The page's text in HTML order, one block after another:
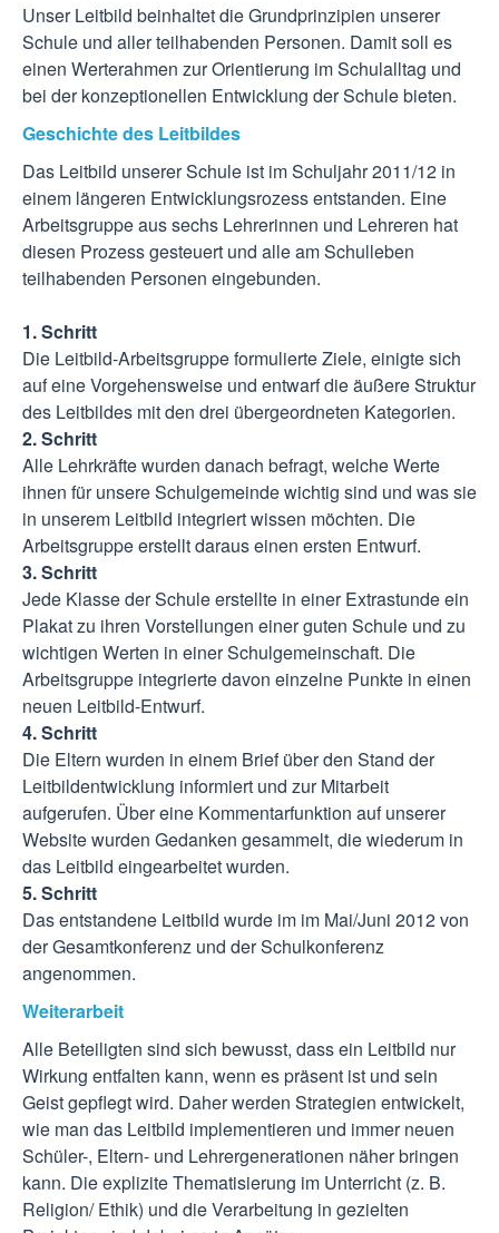
Unser Leitbild beinhaltet die Grundprinzipien unserer
Schule und aller teilhabenden Personen. Damit soll es
einen Werterahmen zur Orientierung im Schulalltag und
bei der konzeptionellen Entwicklung der Schule bieten.
Geschichte des Leitbildes
Das Leitbild unserer Schule ist im Schuljahr 2011/12 in
einem längeren Entwicklungsrozess entstanden. Eine
Arbeitsgruppe aus sechs Lehrerinnen und Lehreren hat
diesen Prozess gesteuert und alle am Schulleben
teilhabenden Personen eingebunden.
1. Schritt
Die Leitbild-Arbeitsgruppe formulierte Ziele, einigte sich
auf eine Vorgehensweise und entwarf die äußere Struktur
des Leitbildes mit den drei übergeordneten Kategorien.
2. Schritt
Alle Lehrkräfte wurden danach befragt, welche Werte
ihnen für unsere Schulgemeinde wichtig sind und was sie
in unserem Leitbild integriert wissen möchten. Die
Arbeitsgruppe erstellt daraus einen ersten Entwurf.
3. Schritt
Jede Klasse der Schule erstellte in einer Extrastunde ein
Plakat zu ihren Vorstellungen einer guten Schule und zu
wichtigen Werten in einer Schulgemeinschaft. Die
Arbeitsgruppe integrierte davon einzelne Punkte in einen
neuen Leitbild-Entwurf.
4. Schritt
Die Eltern wurden in einem Brief über den Stand der
Leitbildentwicklung informiert und zur Mitarbeit
aufgerufen. Über eine Kommentarfunktion auf unserer
Website wurden Gedanken gesammelt, die wiederum in
das Leitbild eingearbeitet wurden.
5. Schritt
Das entstandene Leitbild wurde im im Mai/Juni 2012 von
der Gesamtkonferenz und der Schulkonferenz
angenommen.
Weiterarbeit
Alle Beteiligten sind sich bewusst, dass ein Leitbild nur
Wirkung entfalten kann, wenn es präsent ist und sein
Geist gepflegt wird. Daher werden Strategien entwickelt,
wie man das Leitbild implementieren und immer neuen
Schüler-, Eltern- und Lehrergenerationen näher bringen
kann. Die explizite Thematisierung im Unterricht (z. B.
Religion/ Ethik) und die Verarbeitung in gezielten